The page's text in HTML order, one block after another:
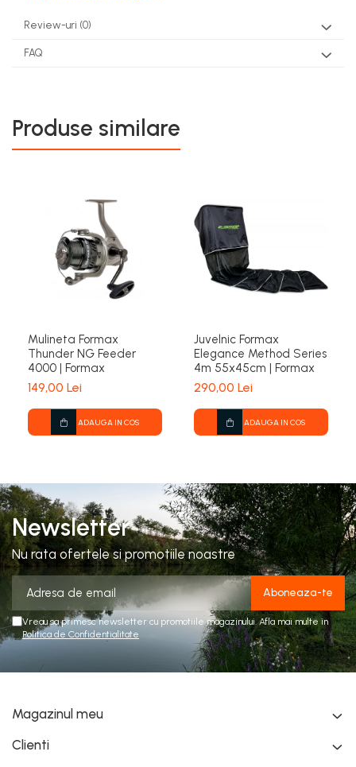
Review-uri (0)
FAQ
Produse similare
Mulineta Formax
Thunder NG Feeder
4000 | Formax
149,00 Lei
ADAUGA IN COS
Juvelnic Formax
Elegance Method Series
4m 55x45cm | Formax
290,00 Lei
ADAUGA IN COS
Newsletter
Nu rata ofertele si promotiile noastre
Vreau sa primesc newsletter cu promotiile magazinului. Afla mai multe in
Politica de Confidentialitate
Magazinul meu
Clienti